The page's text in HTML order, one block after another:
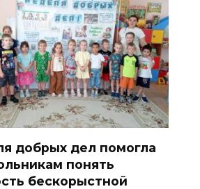
добрых дел помогла
понять
бескорыстной